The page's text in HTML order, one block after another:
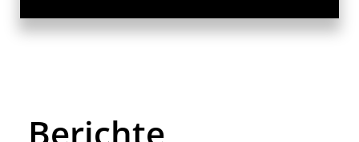
Berichte